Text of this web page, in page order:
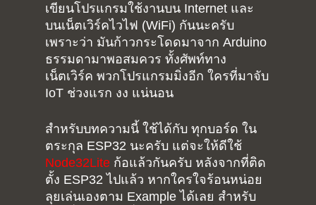
เขียนโปรแกรมใช้งานบน Internet และ
บนเน็ตเวิร์คไวไฟ (WiFi) กันนะครับ
เพราะว่า มันก้าวกระโดดมาจาก Arduino
ธรรมดามาพอสมควร ทั้งศัพท์ทาง
เน็ตเวิร์ค พวกโปรแกรมมิ่งอีก ใครที่มาจับ
IoT ช่วงแรก งง แน่นอน
สำหรับบทความนี้ ใช้ได้กับ ทุกบอร์ด ใน
ตระกุล ESP32 นะครับ แต่จะให้ดีใช้
Node32Lite ก้อแล้วกันครับ หลังจากที่ติด
ตั้ง ESP32 ไปแล้ว หากใครใจร้อนหน่อย
ลุยเล่นเองตาม Example ได้เลย สำหรับ